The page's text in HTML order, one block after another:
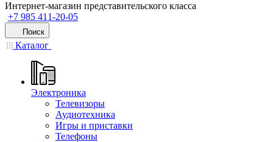
Интернет-магазин представительского класса
+7 985 411-20-05
Поиск
Каталог
Электроника
Телевизоры
Аудиотехника
Игры и приставки
Телефоны